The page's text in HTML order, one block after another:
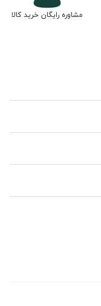
مشاوره رایگان خرید کالا